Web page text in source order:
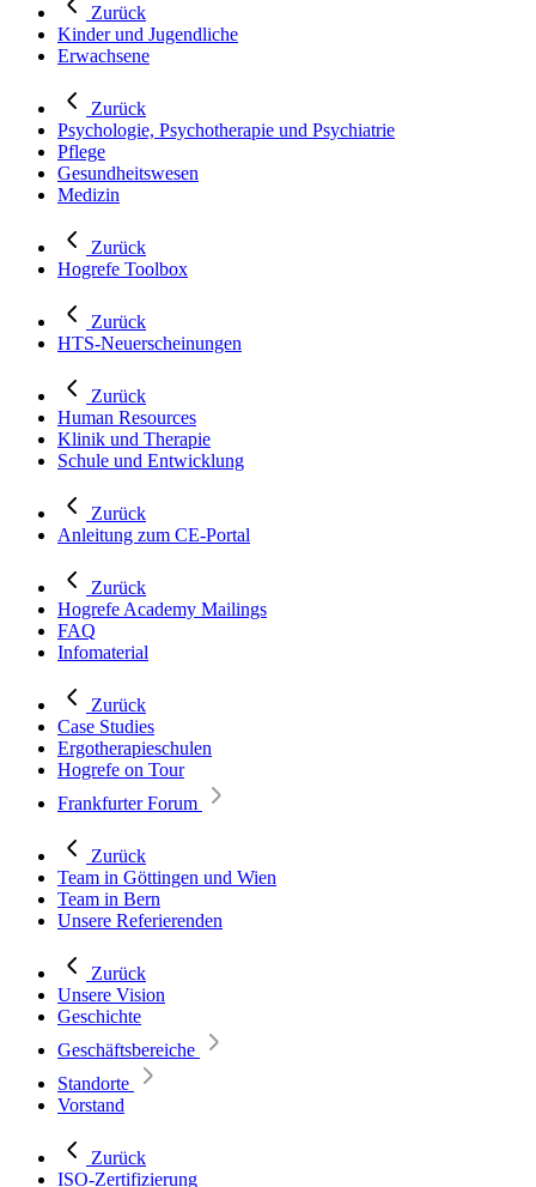
Zurück
Kinder und Jugendliche
Erwachsene
Zurück
Psychologie, Psychotherapie und Psychiatrie
Pflege
Gesundheitswesen
Medizin
Zurück
Hogrefe Toolbox
Zurück
HTS-Neuerscheinungen
Zurück
Human Resources
Klinik und Therapie
Schule und Entwicklung
Zurück
Anleitung zum CE-Portal
Zurück
Hogrefe Academy Mailings
FAQ
Infomaterial
Zurück
Case Studies
Ergotherapieschulen
Hogrefe on Tour
Frankfurter Forum
Zurück
Team in Göttingen und Wien
Team in Bern
Unsere Referierenden
Zurück
Unsere Vision
Geschichte
Geschäftsbereiche
Standorte
Vorstand
Zurück
ISO-Zertifizierung